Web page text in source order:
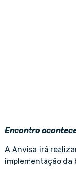
Encontro
A Anvisa irá
implementação da